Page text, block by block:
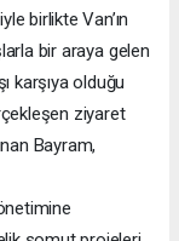
birlikte Van’ın
bir araya gelen
karşıya olduğu
ziyaret
Bayram,